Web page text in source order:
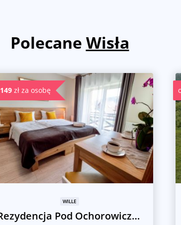
Polecane Wisła
149 zł za osobę
WILLE
Rezydencja Pod Ochorowiczówką BB